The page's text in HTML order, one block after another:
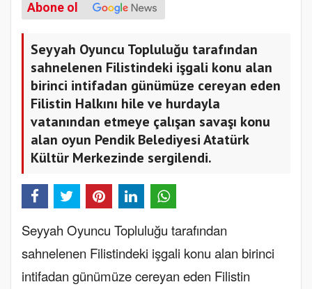
Abone ol
Seyyah Oyuncu Topluluğu tarafından
sahnelenen Filistindeki işgali konu alan
birinci intifadan günümüze cereyan eden
Filistin Halkını hile ve hurdayla
vatanından etmeye çalışan savaşı konu
alan oyun Pendik Belediyesi Atatürk
Kültür Merkezinde sergilendi.
Seyyah Oyuncu Topluluğu tarafından
sahnelenen Filistindeki işgali konu alan birinci
intifadan günümüze cereyan eden Filistin